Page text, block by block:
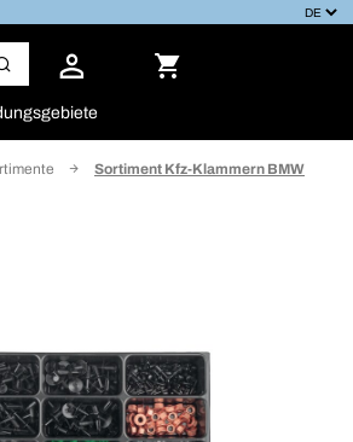
Sortiment Kfz-Klammern BMW